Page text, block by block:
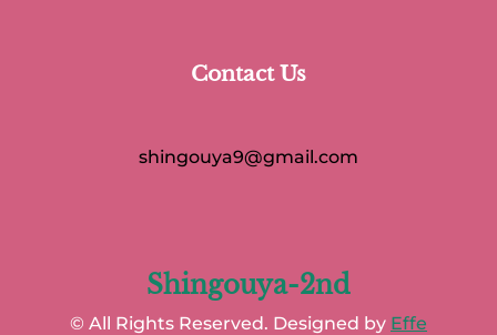
Contact Us
shingouya9@gmail.com
Shingouya-2nd
© All Rights Reserved. Designed by Effe